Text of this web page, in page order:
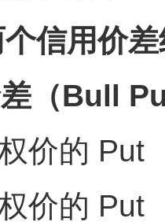
信用价
（Bull
价的 Put
价的 Put